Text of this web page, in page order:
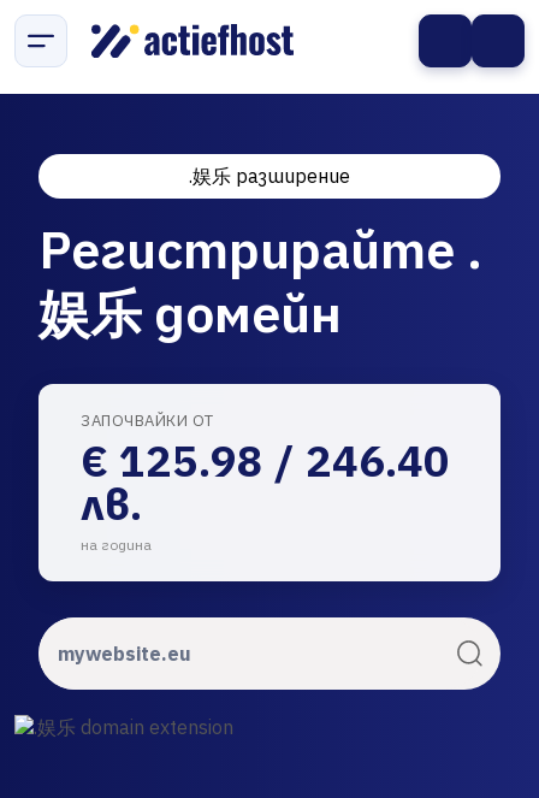
.娱乐 разширение
Регистрирайте .
娱乐 домейн
ЗАПОЧВАЙКИ ОТ
€ 125.98 / 246.40
лв.
на година